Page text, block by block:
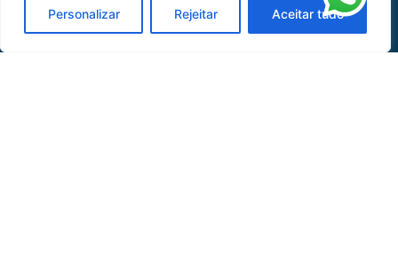
Personalizar Rejeitar Aceitar tudo
Oficina de Mangueiras